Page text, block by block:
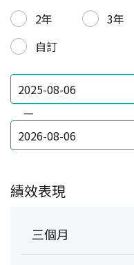
2年
3年
自訂
—
績效表現
三個月